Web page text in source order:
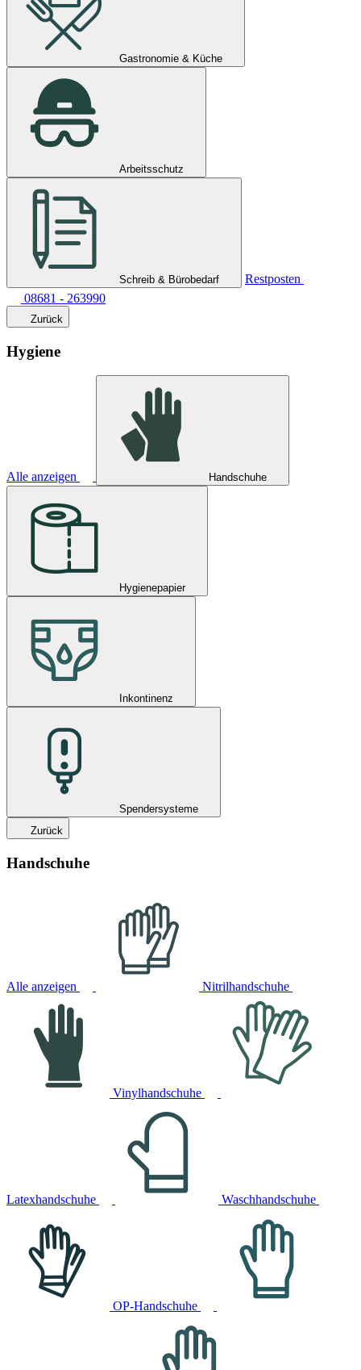
Gastronomie & Küche
Arbeitsschutz
Schreib & Bürobedarf
Restposten
08681 - 263990
Zurück
Hygiene
Alle anzeigen Handschuhe
Hygienepapier
Inkontinenz
Spendersysteme
Zurück
Handschuhe
Alle anzeigen Nitrilhandschuhe
Vinylhandschuhe
Latexhandschuhe Waschhandschuhe
OP-Handschuhe